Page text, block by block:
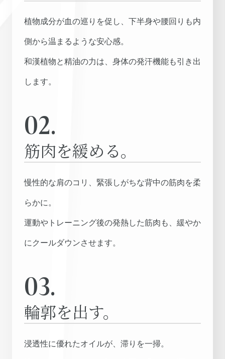
植物成分が血の巡りを促し、下半身や腰回りも内
側から温まるような安心感。
和漢植物と精油の力は、身体の発汗機能も引き出
します。
02.
筋肉を緩める。
慢性的な肩のコリ、緊張しがちな背中の筋肉を柔
らかに。
運動やトレーニング後の発熱した筋肉も、緩やか
にクールダウンさせます。
03.
輪郭を出す。
浸透性に優れたオイルが、滞りを一掃。